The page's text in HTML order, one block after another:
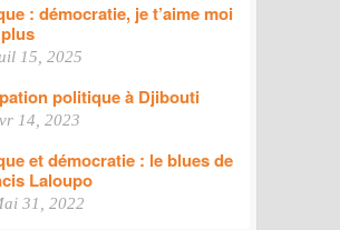
: démocratie, je t’aime moi
15, 2025
politique à Djibouti
14, 2023
et démocratie : le blues de
Laloupo
31, 2022